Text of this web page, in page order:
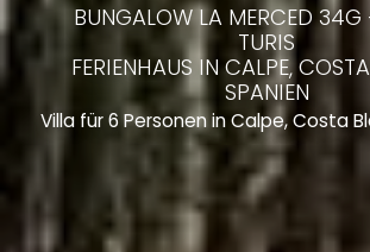
BUNGALOW LA MERCED
TURIS
FERIENHAUS IN CALPE,
SPANIEN
Villa für 6 Personen in Calpe, Costa